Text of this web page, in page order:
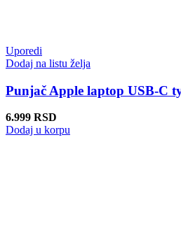
Uporedi
Dodaj na listu želja
Punjač Apple laptop USB-C
6.999 RSD
Dodaj u korpu